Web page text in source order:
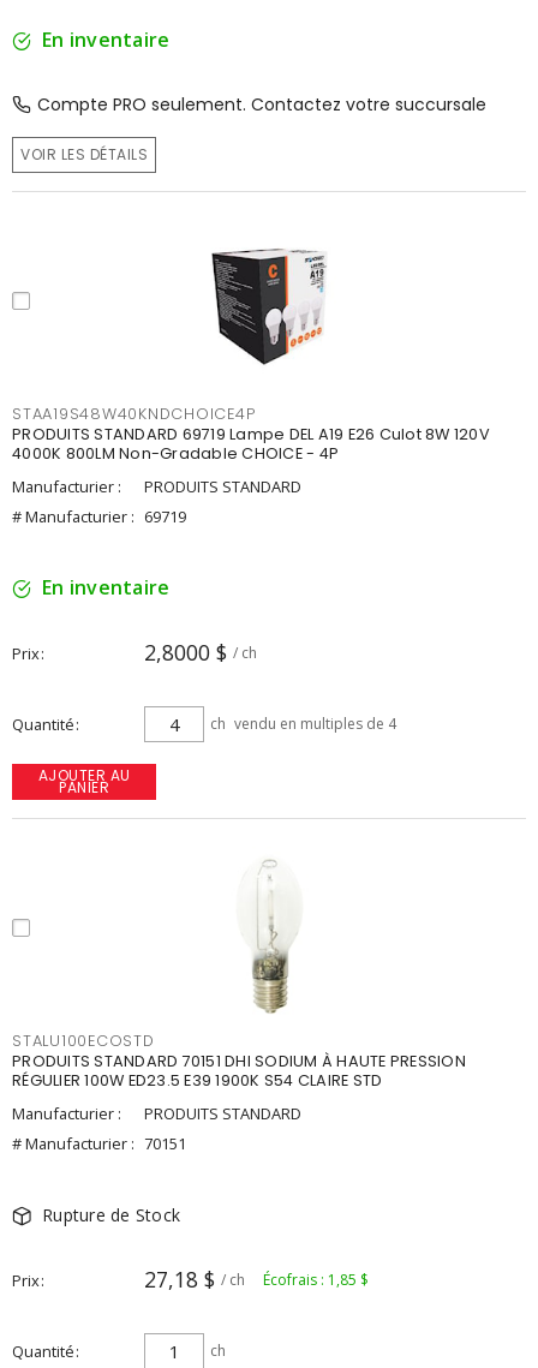
En inventaire
Compte PRO seulement. Contactez votre succursale
VOIR LES DÉTAILS
STAA19S48W40KNDCHOICE4P
PRODUITS STANDARD 69719 Lampe DEL A19 E26 Culot 8W 120V
4000K 800LM Non-Gradable CHOICE - 4P
Manufacturier :
PRODUITS STANDARD
# Manufacturier : 69719
En inventaire
Prix 2,8000 $ / ch
Quantité ch vendu en multiples de 4
AJOUTER AU
PANIER
STALU100ECOSTD
PRODUITS STANDARD 70151 DHI SODIUM À HAUTE PRESSION
RÉGULIER 100W ED23.5 E39 1900K S54 CLAIRE STD
Manufacturier :
PRODUITS STANDARD
# Manufacturier : 70151
Rupture de Stock
Prix 27,18 $ / ch Écofrais : 1,85 $
Quantité ch